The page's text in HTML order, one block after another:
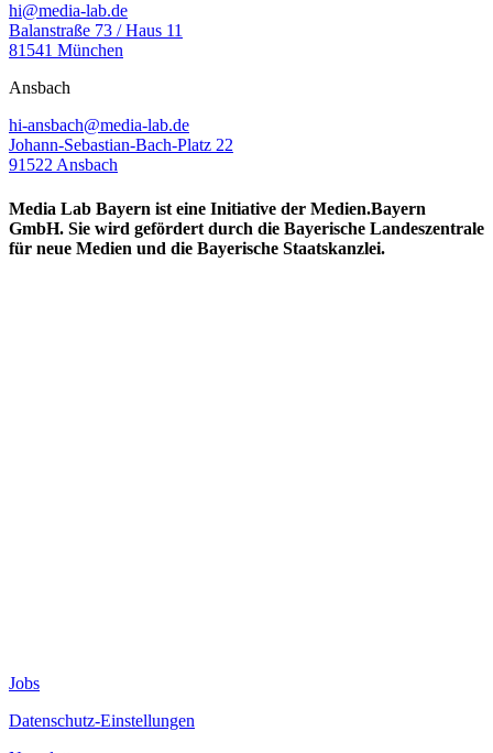
hi@media-lab.de
Balanstraße 73 / Haus 11
81541 München
Ansbach
hi-ansbach@media-lab.de
Johann-Sebastian-Bach-Platz 22
91522 Ansbach
Media Lab Bayern ist eine Initiative der Medien.Bayern
GmbH. Sie wird gefördert durch die Bayerische Landeszentrale
für neue Medien und die Bayerische Staatskanzlei.
Jobs
Datenschutz-Einstellungen